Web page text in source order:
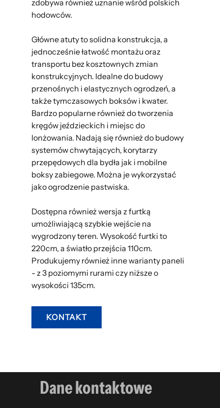
zdobywa również uznanie wśród polskich
hodowców.
Główne atuty to solidna konstrukcja, a
jednocześnie łatwość montażu oraz
transportu bez kosztownych zmian
konstrukcyjnych. Idealne do budowy
przenośnych i elastycznych ogrodzeń, a
także tymczasowych boksów i kwater.
Bardzo popularne również do tworzenia
kręgów jeździeckich i miejsc do
lonżowania. Nadają się również do budowy
systemów chwytających, korytarzy
przepędowych dla bydła jak i mobilne
boksy zabiegowe. Można je wykorzystać
jako ogrodzenie pastwiska.
Dostępna również wersja z furtką
umożliwiającą szybkie wejście na
wygrodzony teren. Wysokość furtki to
220cm, a światło przejścia 110cm.
Produkujemy również inne warianty paneli
- z 3 poziomymi rurami czy niższe o
wysokości 135cm.
KONTAKT
Dane kontaktowe